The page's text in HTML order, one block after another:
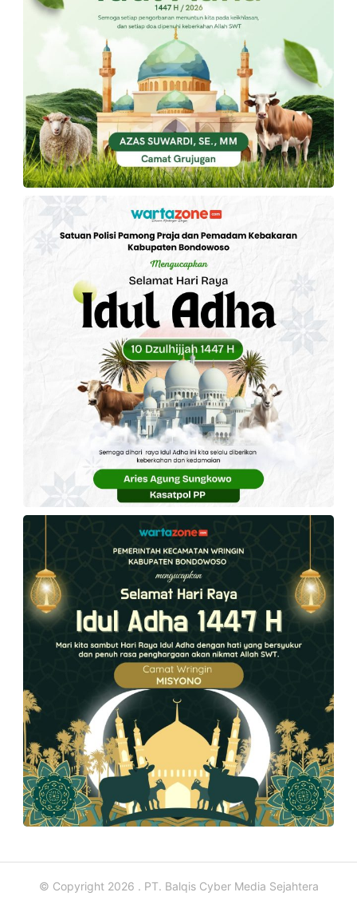
© Copyright 2026 . PT. Balqis Cyber Media Sejahtera